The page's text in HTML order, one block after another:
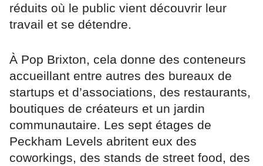
réduits où le public vient découvrir leur
travail et se détendre.
À Pop Brixton, cela donne des conteneurs
accueillant entre autres des bureaux de
startups et d’associations, des restaurants,
boutiques de créateurs et un jardin
communautaire. Les sept étages de
Peckham Levels abritent eux des
coworkings, des stands de street food, des